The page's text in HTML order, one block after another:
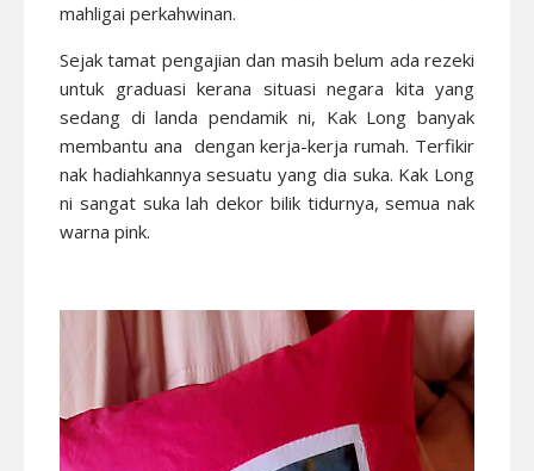
mahligai perkahwinan.
Sejak tamat pengajian dan masih belum ada rezeki
untuk graduasi kerana situasi negara kita yang
sedang di landa pendamik ni, Kak Long banyak
membantu ana dengan kerja-kerja rumah. Terfikir
nak hadiahkannya sesuatu yang dia suka. Kak Long
ni sangat suka lah dekor bilik tidurnya, semua nak
warna pink.